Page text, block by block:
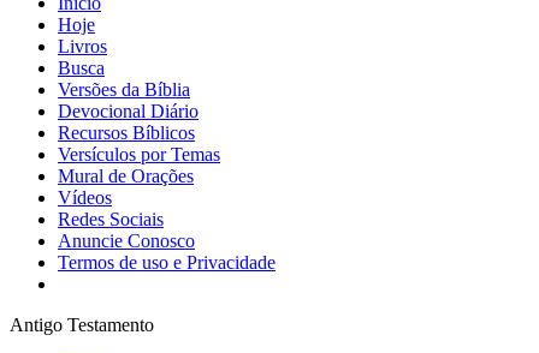
Hoje
Livros
Busca
Versões da Bíblia
Devocional Diário
Recursos Bíblicos
Versículos por Temas
Mural de Orações
Vídeos
Redes Sociais
Anuncie Conosco
Termos de uso e Privacidade
Antigo Testamento